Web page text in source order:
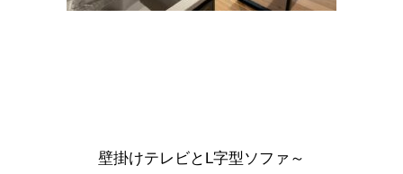
壁掛けテレビとL字型ソファ～